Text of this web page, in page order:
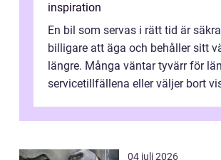
inspiration
En bil som servas i rätt tid är
billigare att äga och behåller sitt
längre. Många väntar tyvärr för
servicetillfällena eller väljer bort
04 juli 2026